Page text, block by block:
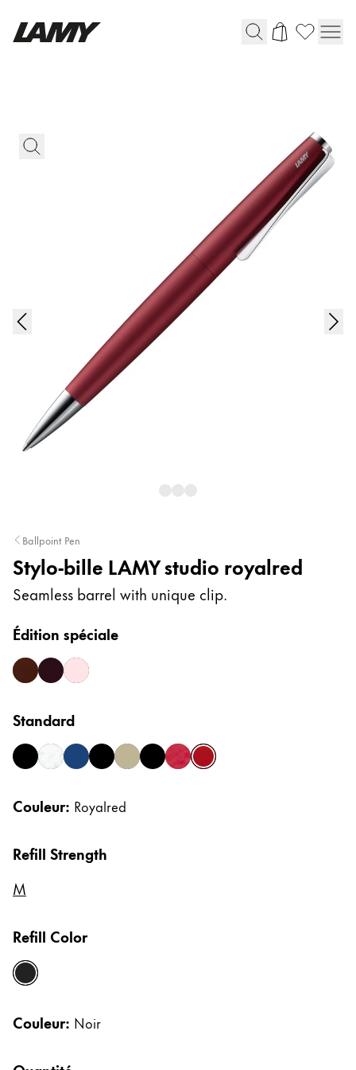
Stylo-bille
Pour Android
Digital Paper
Peinture et Dessiner
Aquarelle
Accessoires et pièces de rechange
Recharges
Encres / effaceurs d'encre
Pièces de rechange
Taille de plume
Étuis
Carnets
Cadeaux
LAMY pico Lx
Inspiration
Lettering Workshop
Écriture créative
Ballpoint Pen
Stylo-bille LAMY studio royalred
Seamless barrel with unique clip.
Édition spéciale
dark brown
orion matt
rose
Standard
blackbrushedimperialblue
lx-all-black
palladium
pianoblack
pianoredroyalred
Couleur: Royalred
Refill Strength
M
Refill Color
noir
Couleur: Noir